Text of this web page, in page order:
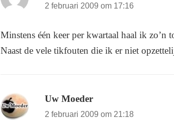
2 februari 2009 om 17:16
Minstens één keer per kwartaal haal ik zo’n
Naast de vele tikfouten die ik er niet
Uw Moeder
2 februari 2009 om 21:18